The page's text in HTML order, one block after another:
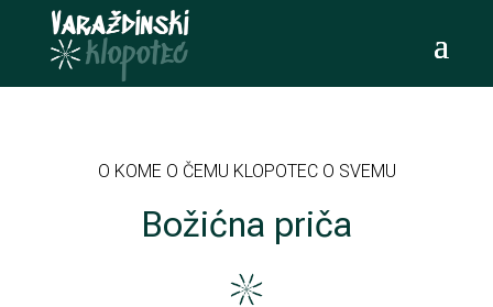
O KOME O ČEMU KLOPOTEC O SVEMU
Božićna priča